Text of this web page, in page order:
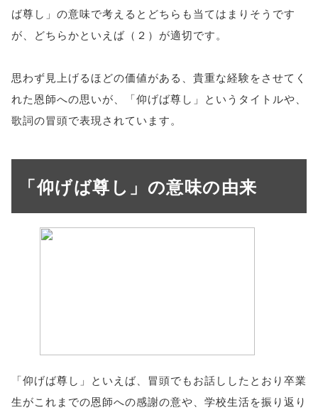
ば尊し」の意味で考えるとどちらも当てはまりそうです
が、どちらかといえば（２）が適切です。
思わず見上げるほどの価値がある、貴重な経験をさせてく
れた恩師への思いが、「仰げば尊し」というタイトルや、
歌詞の冒頭で表現されています。
「仰げば尊し」の意味の由来
「仰げば尊し」といえば、冒頭でもお話ししたとおり卒業
生がこれまでの恩師への感謝の意や、学校生活を振り返り